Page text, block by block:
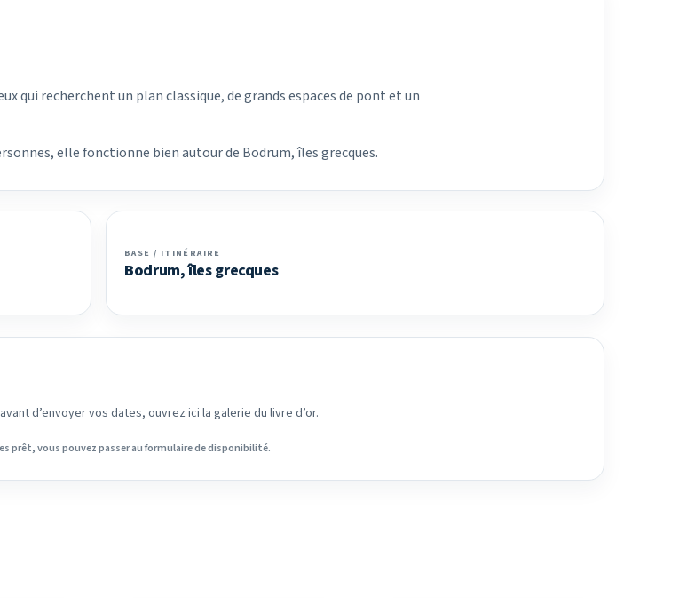
qui recherchent un plan classique, de grands espaces de pont et un
elle fonctionne bien autour de Bodrum, îles grecques.
BASE / ITINÉRAIRE
Bodrum, îles grecques
d’envoyer vos dates, ouvrez ici la galerie du livre d’or.
prêt, vous pouvez passer au formulaire de disponibilité.